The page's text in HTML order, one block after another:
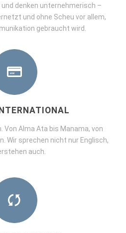
denken unternehmerisch –
und ohne Scheu vor allem,
gebraucht wird.
Von Alma Ata bis Manama, von
Wir sprechen nicht nur Englisch,
auch.